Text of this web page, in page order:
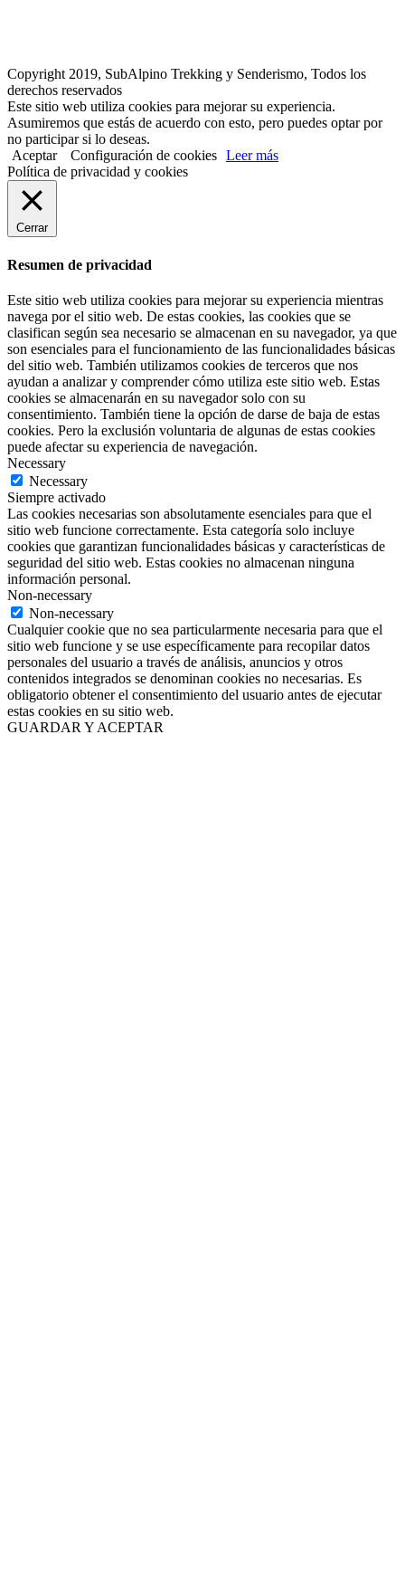
Copyright 2019, SubAlpino Trekking y Senderismo, Todos los
derechos reservados
Este sitio web utiliza cookies para mejorar su experiencia.
Asumiremos que estás de acuerdo con esto, pero puedes optar por
no participar si lo deseas.
Aceptar
Configuración de cookies Leer más
Política de privacidad y cookies
Cerrar
Resumen de privacidad
Este sitio web utiliza cookies para mejorar su experiencia mientras
navega por el sitio web. De estas cookies, las cookies que se
clasifican según sea necesario se almacenan en su navegador, ya que
son esenciales para el funcionamiento de las funcionalidades básicas
del sitio web. También utilizamos cookies de terceros que nos
ayudan a analizar y comprender cómo utiliza este sitio web. Estas
cookies se almacenarán en su navegador solo con su
consentimiento. También tiene la opción de darse de baja de estas
cookies. Pero la exclusión voluntaria de algunas de estas cookies
puede afectar su experiencia de navegación.
Necessary
Necessary
Siempre activado
Las cookies necesarias son absolutamente esenciales para que el
sitio web funcione correctamente. Esta categoría solo incluye
cookies que garantizan funcionalidades básicas y características de
seguridad del sitio web. Estas cookies no almacenan ninguna
información personal.
Non-necessary
Non-necessary
Cualquier cookie que no sea particularmente necesaria para que el
sitio web funcione y se use específicamente para recopilar datos
personales del usuario a través de análisis, anuncios y otros
contenidos integrados se denominan cookies no necesarias. Es
obligatorio obtener el consentimiento del usuario antes de ejecutar
estas cookies en su sitio web.
GUARDAR Y ACEPTAR